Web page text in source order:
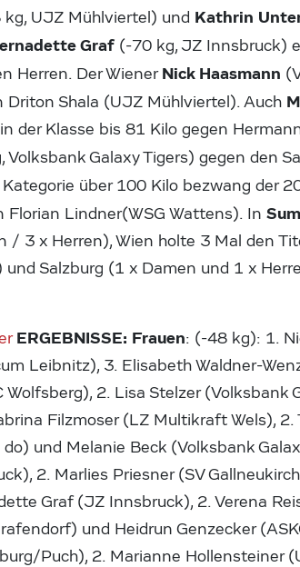
kg, UJZ Mühlviertel) und Kathrin
Graf (-70 kg, JZ Innsbruck)
Herren. Der WienerNick Haasmann
Driton Shala (UJZ Mühlviertel). Auch
der Klasse bis 81 Kilo gegen
Volksbank Galaxy Tigers) gegen den
über 100 Kilo bezwang der
Florian Lindner(WSG Wattens). In
3 x Herren), Wien holte 3 Mal den
Salzburg (1 x Damen und 1 x
ERGEBNISSE: Frauen: (-48 kg): 1.
Leibnitz), 3. Elisabeth Waldner-
2. Lisa Stelzer (Volksbank
Filzmoser (LZ Multikraft Wels),
und Melanie Beck (Volksbank
2. Marlies Priesner (SV
Graf (JZ Innsbruck), 2. Verena
und Heidrun Genzecker
Puch), 2. Marianne Hollensteiner